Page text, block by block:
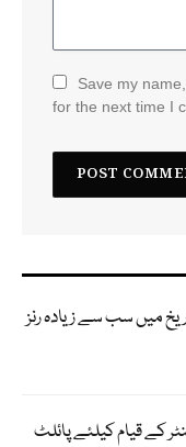
Save my
for the next time I
میں سب سے زیادہ رنز
کے قیام کیلئے پائلٹ